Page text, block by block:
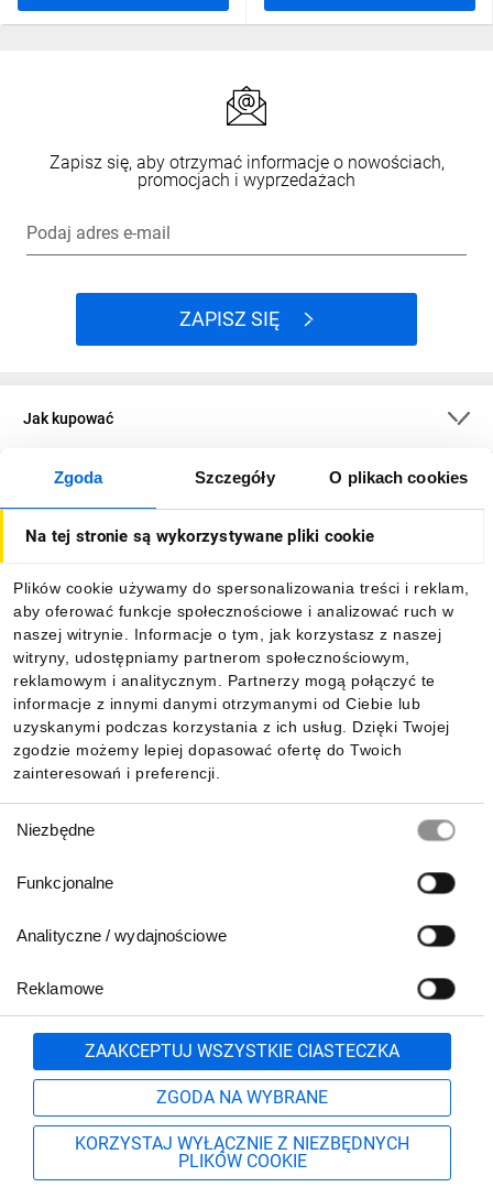
Zgoda Szczegóły O plikach cookies
Na tej stronie są wykorzystywane pliki cookie
Plików cookie używamy do spersonalizowania treści i reklam,
aby oferować funkcje społecznościowe i analizować ruch w
naszej witrynie. Informacje o tym, jak korzystasz z naszej
witryny, udostępniamy partnerom społecznościowym,
reklamowym i analitycznym. Partnerzy mogą połączyć te
informacje z innymi danymi otrzymanymi od Ciebie lub
uzyskanymi podczas korzystania z ich usług. Dzięki Twojej
zgodzie możemy lepiej dopasować ofertę do Twoich
zainteresowań i preferencji.
zgody
Niezbędne
Funkcjonalne
Analityczne / wydajnościowe
Reklamowe
ZAAKCEPTUJ WSZYSTKIE CIASTECZKA
ZGODA NA WYBRANE
KORZYSTAJ WYŁĄCZNIE Z NIEZBĘDNYCH
PLIKÓW COOKIE
Zapisz się, aby otrzymać informacje o nowościach,
promocjach i wyprzedażach
Podaj adres e-mail
ZAPISZ SIĘ
Jak kupować
O firmie
Informacje
Pobierz naszą aplikację mobilną:
801 500 700 lub
71 37 61 600
Formularz kontaktowy